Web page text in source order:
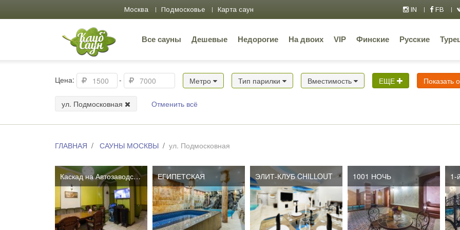
Москва Подмосковье Карта саун IN FB
Все сауны Дешевые Недорогие На двоих VIP Финские Русские
Цена: - Метро Тип парилки Вместимость ЕЩЕ Показать
ул. Подмосковная Отменить всё
ГЛАВНАЯ САУНЫ МОСКВЫ ул. Подмосковная
Каскад на Автозаводской ЕГИПЕТСКАЯ ЭЛИТ-КЛУБ CHILLOUT
ЭЛИТ-КЛУБ CHILLOUT 1001 НОЧЬ 1-